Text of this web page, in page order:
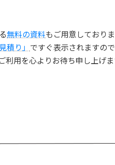
無料の資料もご用意しており
積り」 ですぐ表示されますの
利用を心よりお待ち申し上げま